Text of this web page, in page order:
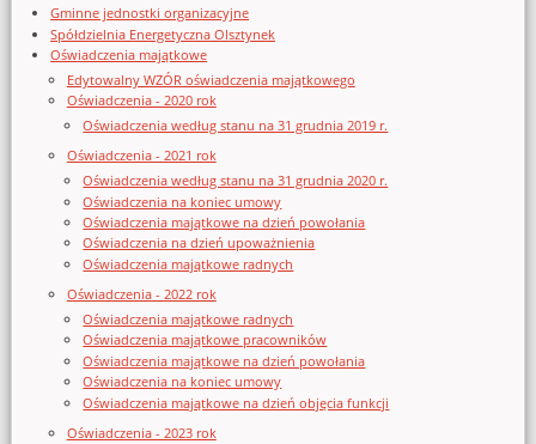
Gminne jednostki organizacyjne
Spółdzielnia Energetyczna Olsztynek
Oświadczenia majątkowe
Edytowalny WZÓR oświadczenia majątkowego
Oświadczenia - 2020 rok
Oświadczenia według stanu na 31 grudnia 2019 r.
Oświadczenia - 2021 rok
Oświadczenia według stanu na 31 grudnia 2020 r.
Oświadczenia na koniec umowy
Oświadczenia majątkowe na dzień powołania
Oświadczenia na dzień upoważnienia
Oświadczenia majątkowe radnych
Oświadczenia - 2022 rok
Oświadczenia majątkowe radnych
Oświadczenia majątkowe pracowników
Oświadczenia majątkowe na dzień powołania
Oświadczenia na koniec umowy
Oświadczenia majątkowe na dzień objęcia funkcji
Oświadczenia - 2023 rok